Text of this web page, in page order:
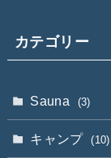
カテゴリー
Sauna (3)
キャンプ (10)